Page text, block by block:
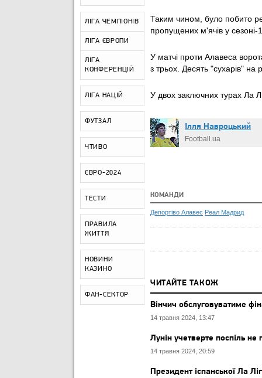
ЛІГА ЧЕМПІОНІВ
ЛІГА ЄВРОПИ
ЛІГА
КОНФЕРЕНЦІЙ
ЛІГА НАЦІЙ
ФУТЗАЛ
ЧТИВО
ЄВРО-2024
ТЕСТИ
ПРАВИЛА
ЖИТТЯ
НОВИНИ
КАЗИНО
ФАН-СЕКТОР
Таким чином, було побито
пропущених м'ячів у сезоні-
У матчі проти Алавеса
з трьох. Десять "сухарів" на
У двох заключних турах Ла
Ілля Навроцький
Football.ua
КОМАНДИ
Депортіво Алавес Реал Мадрид
ЧИТАЙТЕ ТАКОЖ
Вінчич обслуговуватиме
14 травня 2024, 13:47
Лунін учетверте поспіль
14 травня 2024, 20:59
Президент іспанської Ла